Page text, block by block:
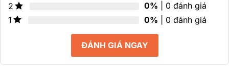
2
0% | 0 đánh giá
1
0% | 0 đánh giá
ĐÁNH GIÁ NGAY